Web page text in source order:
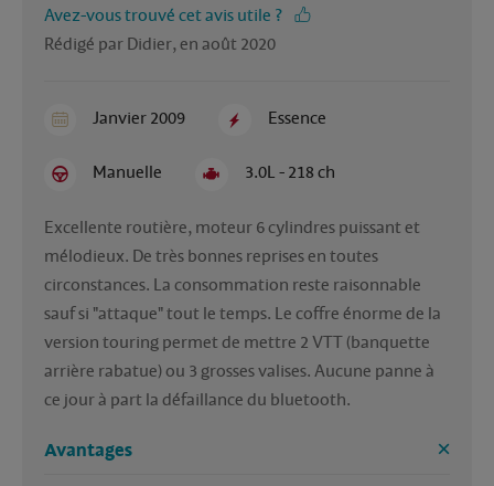
Avez-vous trouvé cet avis utile ?
Rédigé par Didier, en août 2020
Janvier 2009 Essence
Manuelle 3.0L - 218 ch
Excellente routière, moteur 6 cylindres puissant et
mélodieux. De très bonnes reprises en toutes
circonstances. La consommation reste raisonnable
sauf si "attaque" tout le temps. Le coffre énorme de la
version touring permet de mettre 2 VTT (banquette
arrière rabatue) ou 3 grosses valises. Aucune panne à
ce jour à part la défaillance du bluetooth.
Avantages